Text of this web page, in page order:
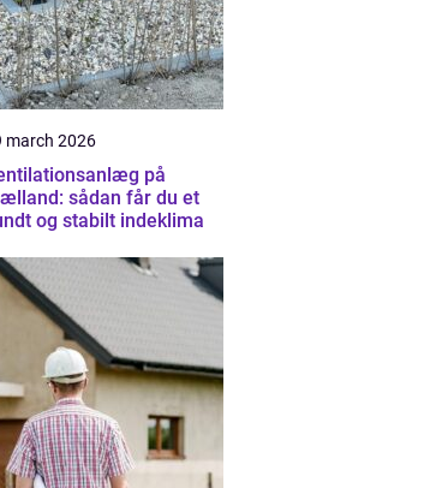
march 2026
på
sådan får du et
og stabilt indeklima